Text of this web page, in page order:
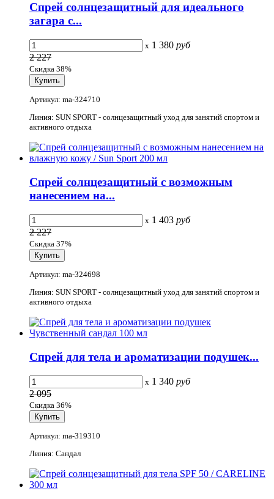
Спрей солнцезащитный для идеального
загара с...
x 1 380 руб
2 227
Скидка 38%
Артикул: ma-324710
Линия: SUN SPORT - солнцезащитный уход для занятий спортом и
активного отдыха
Спрей солнцезащитный с возможным
нанесением на...
x 1 403 руб
2 227
Скидка 37%
Артикул: ma-324698
Линия: SUN SPORT - солнцезащитный уход для занятий спортом и
активного отдыха
Спрей для тела и ароматизации подушек...
x 1 340 руб
2 095
Скидка 36%
Артикул: ma-319310
Линия: Сандал